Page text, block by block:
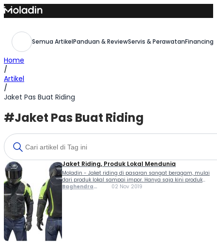
Skip
to
Semua ArtikelPanduan & ReviewServis & Perawatan
Home
/
Artikel
/
Jaket Pas Buat Riding
#Jaket Pas Buat Riding
Jaket Riding, Produk Lokal Mendunia
Moladin - Jaket riding di pasaran sangat beragam, mulai
dari produk lokal sampai impor. Hanya saja kini produk
impor sudah mulai menguasai pasar Indonesia, bahkan
Baghendra
02 Nov 2019